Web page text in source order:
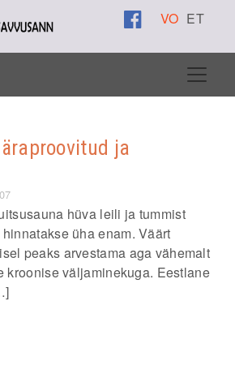
VO ET
ja
hüva leili ja tummist
üha enam. Väärt
peaks arvestama aga vähemalt
kroonise väljaminekuga. Eestlane